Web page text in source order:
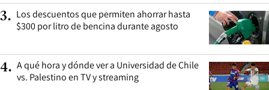
3. Los descuentos que permiten ahorrar hasta
$300 por litro de bencina durante agosto
4. A qué hora y dónde ver a Universidad de Chile
vs. Palestino en TV y streaming